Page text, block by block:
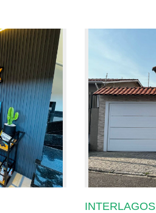
INTERLAGOS